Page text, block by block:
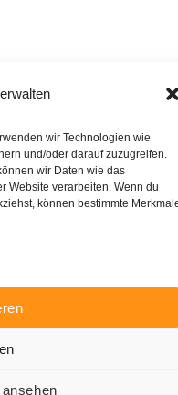
wir Technologien wie
und/oder darauf zuzugreifen.
wir Daten wie das
Website verarbeiten. Wenn du
können bestimmte